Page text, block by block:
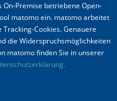
Datenschutz
On-Premise betriebene Open-
matomo ein. matomo arbeitet
Tracking-Cookies. Genauere
die Widerspruchsmöglichkeiten
matomo finden Sie in unserer